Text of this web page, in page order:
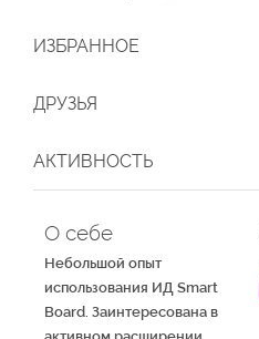
ИЗБРАННОЕ
ДРУЗЬЯ
АКТИВНОСТЬ
О себе
Небольшой опыт
использования ИД Smart
Board. Заинтересована в